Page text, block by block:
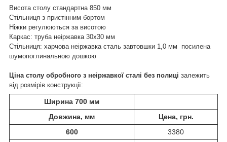
Висота столу стандартна 850 мм
Стільниця з пристінним бортом
Ніжки регулюються за висотою
Каркас: труба неіржавка 30х30 мм
Стільниця: харчова неіржавка сталь завтовшки 1,0 мм посилена
шумопоглинальною дошкою
Ціна столу обробного з неіржавкої сталі без полиці залежить
від розмірів конструкції:
Ширина 700 мм
Довжина, мм
Цена, грн.
600
3380